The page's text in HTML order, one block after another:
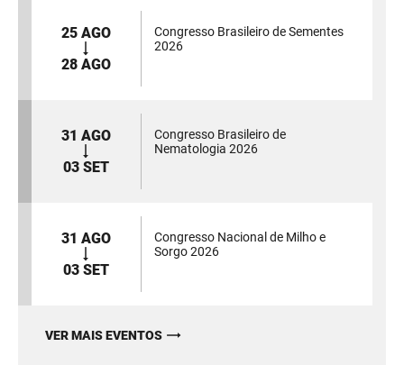
25 AGO
28 AGO
Congresso Brasileiro de Sementes
2026
31 AGO
03 SET
Congresso Brasileiro de
Nematologia 2026
31 AGO
03 SET
Congresso Nacional de Milho e
Sorgo 2026
VER MAIS EVENTOS